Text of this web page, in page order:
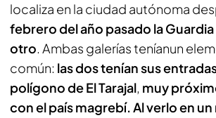
localiza en la ciudad autónoma
febrero del año pasado la Guardia
otro. Ambas galerías teníanun
común: las dos tenían sus
polígono de El Tarajal, muy
con el país magrebí. Al verlo en un